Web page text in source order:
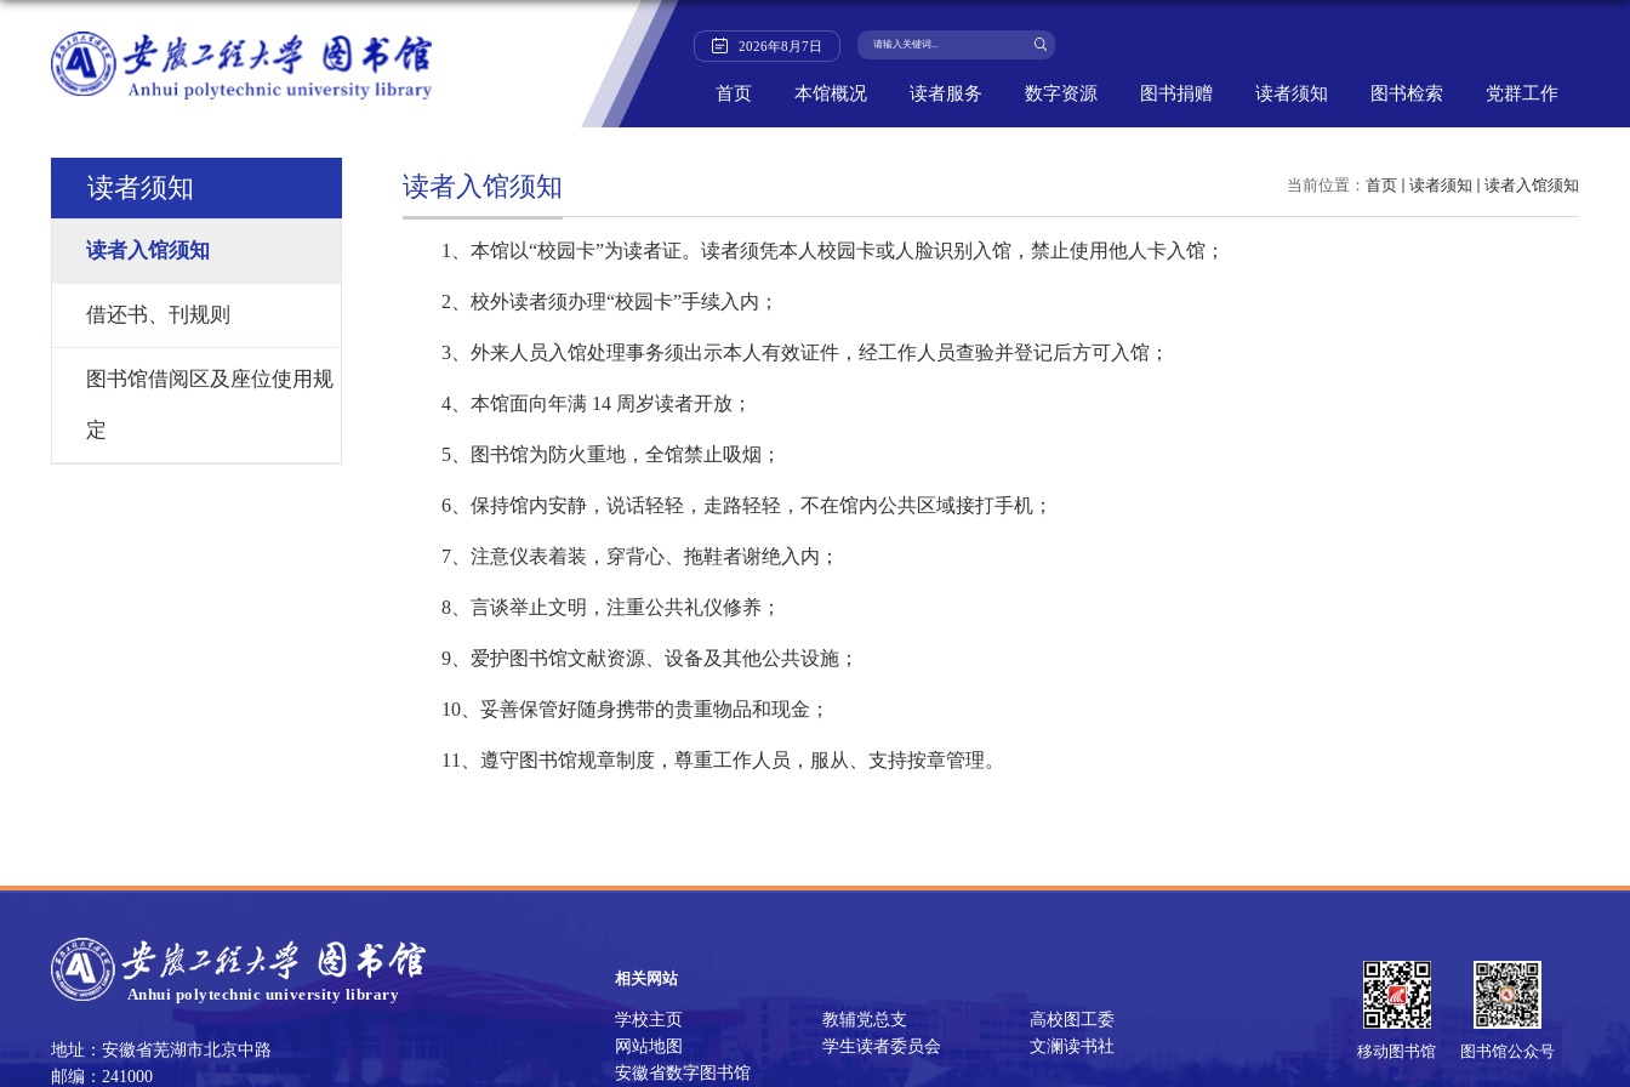
2026年8 月7日
首页 本馆概况 读者服务 数字资源 图书捐赠 读者须知 图书检索 党群工作
读者须知
读者入馆须知
借还书、刊规则
图书馆借阅区及座位使用规
定
当前位置： 首页 读者须知 读者入馆须知
读者入馆须知
1、本馆以“校园卡”为读者证。读者须凭本人校园卡或人脸识别入馆，禁止使用他人卡入馆；
2、校外读者须办理“校园卡”手续入内；
3、外来人员入馆处理事务须出示本人有效证件，经工作人员查验并登记后方可入馆；
4、本馆面向年满 14 周岁读者开放；
5、图书馆为防火重地，全馆禁止吸烟；
6、保持馆内安静，说话轻轻，走路轻轻，不在馆内公共区域接打手机；
7、注意仪表着装，穿背心、拖鞋者谢绝入内；
8、言谈举止文明，注重公共礼仪修养；
9、爱护图书馆文献资源、设备及其他公共设施；
10、妥善保管好随身携带的贵重物品和现金；
11、遵守图书馆规章制度，尊重工作人员，服从、支持按章管理。
地址：安徽省芜湖市北京中路
邮编：241000
相关网站
学校主页 教辅党总支
高校图工委
网站地图
学生读者委员会
文澜读书社
安徽省数字图书馆
移动图书馆 图书馆公众号